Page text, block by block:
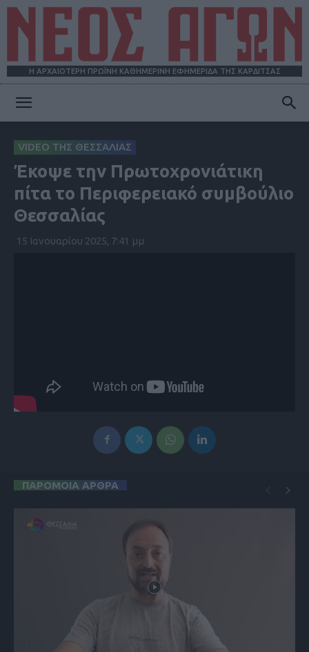
Η ΑΡΧΑΙΟΤΕΡΗ ΠΡΩΪΝΗ ΚΑΘΗΜΕΡΙΝΗ ΕΦΗΜΕΡΙΔΑ ΤΗΣ ΚΑΡΔΙΤΣΑΣ
ΑΓΩΝ
VIDEO ΤΗΣ ΘΕΣΣΑΛΙΑΣ
Έκοψε την Πρωτοχρονιάτικη
πίτα το Περιφερειακό συμβούλιο
Θεσσαλίας
15 Ιανουαρίου 2025, 7:41 μμ
ΠΑΡΟΜΟΙΑ ΑΡΘΡΑ